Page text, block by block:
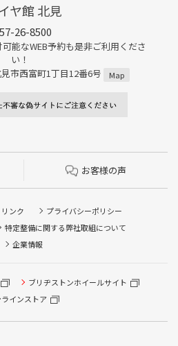
ヤ館 北見
26-8500
能なWEB予約も是非ご利用くださ
い！
市西富町1丁目12番6号
Map
お客様の声
リンク
プライバシーポリシー
特定整備に関する弊社取組について
企業情報
ブリヂストンホイールサイト
インストア
イヤ履き替え/オイル交換/その他